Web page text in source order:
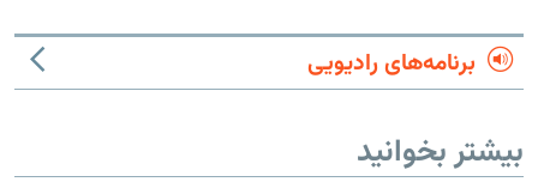
برنامه‌های رادیویی
بیشتر بخوانید